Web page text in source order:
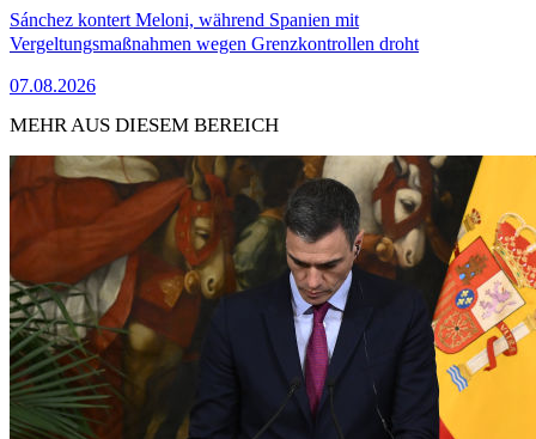
Sánchez kontert Meloni, während Spanien mit
Vergeltungsmaßnahmen wegen Grenzkontrollen droht
07.08.2026
MEHR AUS DIESEM BEREICH